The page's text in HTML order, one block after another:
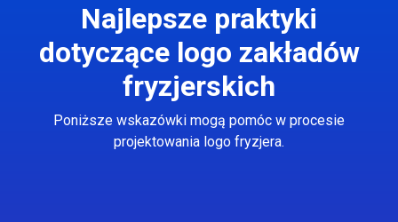
Najlepsze praktyki
dotyczące logo zakładów
fryzjerskich
Poniższe wskazówki mogą pomóc w procesie
projektowania logo fryzjera.